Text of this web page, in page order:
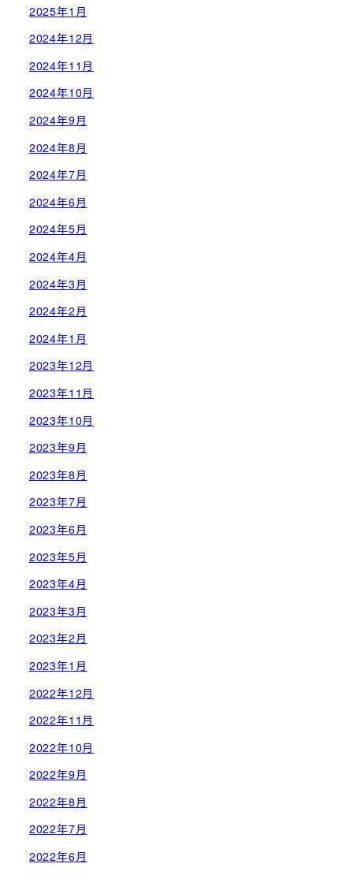
2025年1月
2024年12月
2024年11月
2024年10月
2024年9月
2024年8月
2024年7月
2024年6月
2024年5月
2024年4月
2024年3月
2024年2月
2024年1月
2023年12月
2023年11月
2023年10月
2023年9月
2023年8月
2023年7月
2023年6月
2023年5月
2023年4月
2023年3月
2023年2月
2023年1月
2022年12月
2022年11月
2022年10月
2022年9月
2022年8月
2022年7月
2022年6月